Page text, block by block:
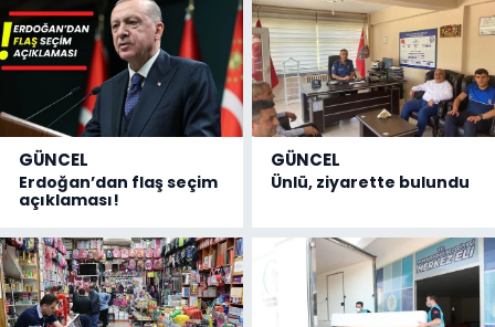
GÜNCEL
Erdoğan’dan flaş seçim
açıklaması!
GÜNCEL
Ünlü, ziyarette bulundu